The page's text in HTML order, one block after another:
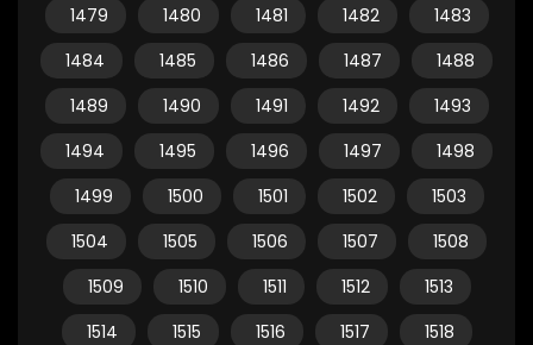
1479
1480 1481 1482
1483
1484
1485 1486 1487
1488
1489
1490 1491 1492
1493
1494
1495 1496 1497
1498
1499
1500 1501 1502
1503
1504
1505 1506 1507
1508
1509
1510 1511 1512
1513
1514
1515 1516 1517
1518